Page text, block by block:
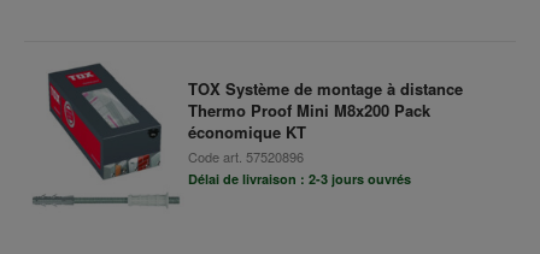
TOX Système de montage à distance
Thermo Proof Mini M8x200 Pack
économique KT
Code art. 57520896
Délai de livraison : 2-3 jours ouvrés